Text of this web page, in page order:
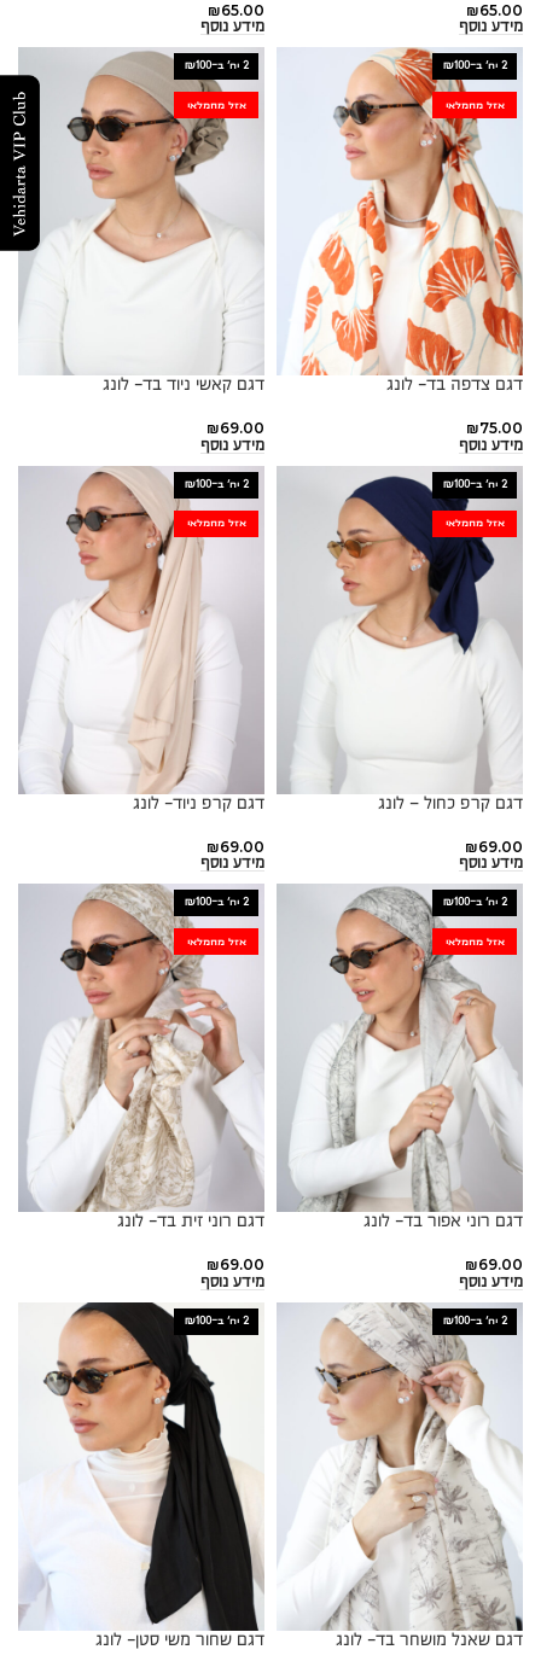
₪65.00
מידע נוסף
₪65.00
מידע נוסף
2 יח׳ ב-₪100
אזל מהמלאי
דגם צדפה בד- לונג
₪75.00
מידע נוסף
2 יח׳ ב-₪100
אזל מהמלאי
דגם קאשי ניוד בד- לונג
₪69.00
מידע נוסף
2 יח׳ ב-₪100
אזל מהמלאי
דגם קרפ כחול – לונג
₪69.00
מידע נוסף
2 יח׳ ב-₪100
אזל מהמלאי
דגם קרפ ניוד- לונג
₪69.00
מידע נוסף
2 יח׳ ב-₪100
אזל מהמלאי
דגם רוני אפור בד- לונג
₪69.00
מידע נוסף
2 יח׳ ב-₪100
אזל מהמלאי
דגם רוני זית בד- לונג
₪69.00
מידע נוסף
2 יח׳ ב-₪100
דגם שאנל מושחר בד- לונג
2 יח׳ ב-₪100
דגם שחור משי סטן- לונג